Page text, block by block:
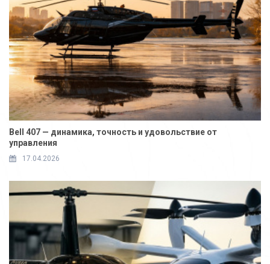
Bell 407 — динамика, точность и удовольствие от
управления
17.04.2026